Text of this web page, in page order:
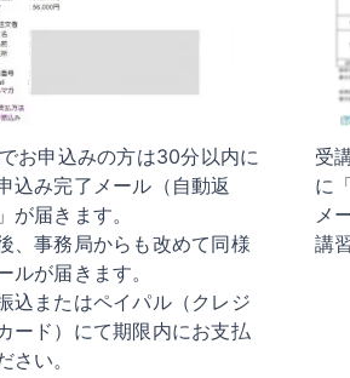
お申込みの方は30分以内に
込み完了メール（自動返
が届きます。
、事務局からも改めて同様
ルが届きます。
込またはペイパル（クレジ
ード）にて期限内にお支払
さい。
受
に
メ
講